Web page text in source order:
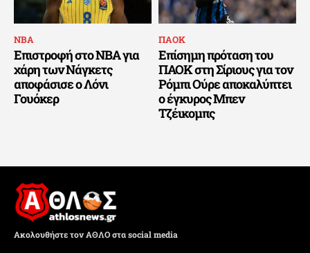
ΝΒΑ
Επιστροφή στο NBA για
χάρη των Νάγκετς
αποφάσισε ο Λόνι
Γουόκερ
ΠΑΟΚ
Επίσημη πρόταση του
ΠΑΟΚ στη Σίριους για τον
Ρόμπι Ούρε αποκαλύπτει
ο έγκυρος Μπεν
Τζέικομπς
Ακολουθήστε τον ΑΘΛΟ στα social media